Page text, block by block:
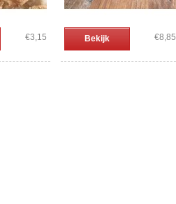
€3,15 Bekijk €8,85